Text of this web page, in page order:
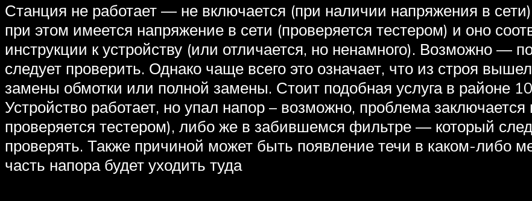
Станция не работает — не включается (при наличии напряжения в
при этом имеется напряжение в сети (проверяется тестером) и оно
инструкции к устройству (или отличается, но ненамного). Возможно —
следует проверить. Однако чаще всего это означает, что из строя
замены обмотки или полной замены. Стоит подобная услуга в районе
Устройство работает, но упал напор – возможно, проблема
проверяется тестером), либо же в забившемся фильтре — который
проверять. Также причиной может быть появление течи в каком-либо
часть напора будет уходить туда